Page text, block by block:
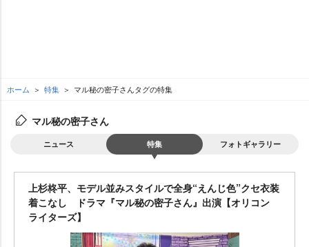
ホーム 特集 マル秘の密子さんタグの特集
マル秘の密子さん
ニュース 特集 フォトギャラリー
上杉柊平、モデル並みスタイルで全身“えんじ色”クセ衣装
着こなし ドラマ『マル秘の密子さん』出演【オリコン
ライターズ】